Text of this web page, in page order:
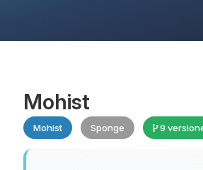
Mohist
Mohist Sponge 9